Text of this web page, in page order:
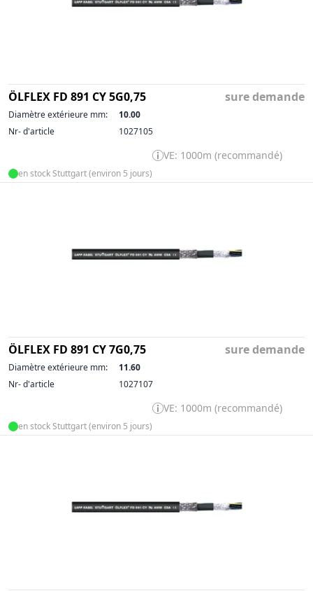
ÖLFLEX FD 891 CY 5G0,75 sure demande
Diamètre extérieure mm:
10.00
Nr- d'article
1027105
VE: 1000m (recommandé)
en stock Stuttgart (environ 5 jours)
ÖLFLEX FD 891 CY 7G0,75 sure demande
Diamètre extérieure mm:
11.60
Nr- d'article
1027107
VE: 1000m (recommandé)
en stock Stuttgart (environ 5 jours)